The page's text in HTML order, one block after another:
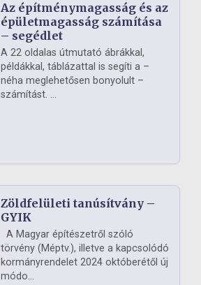
Az építménymagasság és az
épületmagasság számítása
– segédlet
A 22 oldalas útmutató ábrákkal,
példákkal, táblázattal is segíti a –
néha meglehetősen bonyolult –
számítást. ...
Zöldfelületi tanúsítvány –
GYIK
A Magyar építészetről szóló
törvény (Méptv.), illetve a kapcsolódó
kormányrendelet 2024 októberétől új
módo...